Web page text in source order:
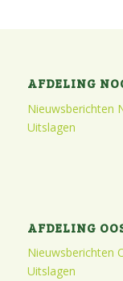
AFDELING
Nieuwsberichten
Uitslagen
AFDELING
Nieuwsberichten
Uitslagen